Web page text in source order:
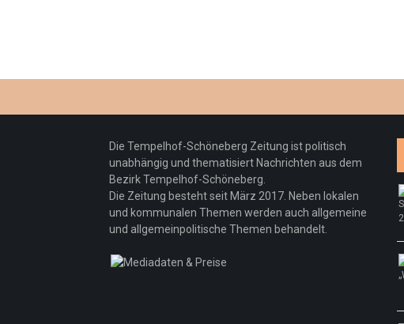
Die Tempelhof-Schöneberg Zeitung ist politisch
unabhängig und thematisiert Nachrichten aus dem
Bezirk Tempelhof-Schöneberg.
Die Zeitung besteht seit März 2017. Neben lokalen
und kommunalen Themen werden auch allgemeine
und allgemeinpolitische Themen behandelt.